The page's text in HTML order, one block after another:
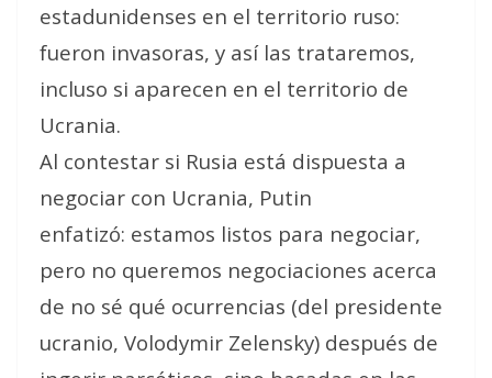
estadunidenses en el territorio ruso:
fueron invasoras, y así las trataremos,
incluso si aparecen en el territorio de
Ucrania.
Al contestar si Rusia está dispuesta a
negociar con Ucrania, Putin
enfatizó: estamos listos para negociar,
pero no queremos negociaciones acerca
de no sé qué ocurrencias (del presidente
ucranio, Volodymir Zelensky) después de